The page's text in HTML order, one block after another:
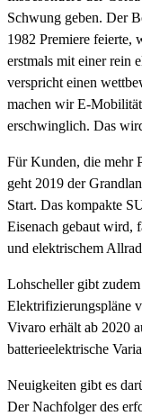
Schwung geben. Der
1982 Premiere feierte,
erstmals mit einer rein
verspricht einen
machen wir E-
erschwinglich. Das
Für Kunden, die mehr
geht 2019 der
Start. Das kompakte
Eisenach gebaut wird,
und elektrischem
Lohscheller gibt
Elektrifizierungspläne
Vivaro erhält ab 2020
batterieelektrische
Neuigkeiten gibt es
Der Nachfolger des